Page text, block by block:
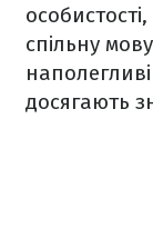
спільну
досягають